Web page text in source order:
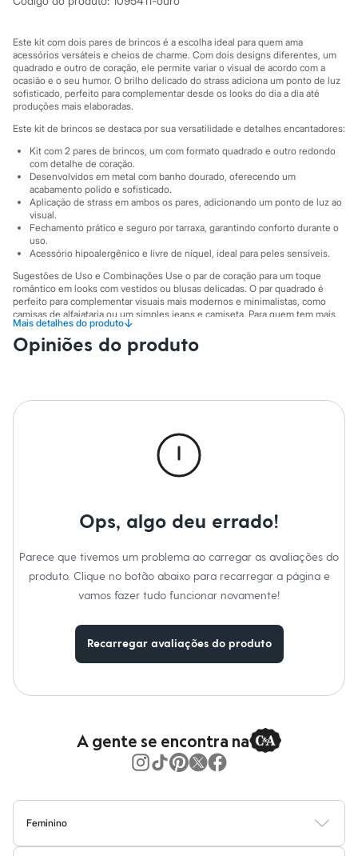
Sandálias
Sapatilhas
Tênis
Marcas
City
Clock House
Mindset
Sawary
Yessica
Moda esportiva
Acessórios
Blusas
Calçados
Leggings
Shorts e Bermudas
Tops
Moda íntima
Calcinhas
Cintas e Modeladores
Meias
Pijamas
Sutiãs e Tops
Moda praia
Saídas de praia
Personagens
Shorts e Saias
Em alta
Dia dos Pais
Camisetas e Regatas
Casacos e Jaquetas
Bolsas e Mochilas
Óculos
Relógios
Botas
Este kit com dois pares de brincos é a escolha ideal para quem ama
acessórios versáteis e cheios de charme. Com dois designs diferentes, um
quadrado e outro de coração, ele permite variar o visual de acordo com a
ocasião e o seu humor. O brilho delicado do strass adiciona um ponto de luz
sofisticado, perfeito para complementar desde os looks do dia a dia até
produções mais elaboradas.
Este kit de brincos se destaca por sua versatilidade e detalhes encantadores:
Kit com 2 pares de brincos, um com formato quadrado e outro redondo
com detalhe de coração.
Desenvolvidos em metal com banho dourado, oferecendo um
acabamento polido e sofisticado.
Aplicação de strass em ambos os pares, adicionando um ponto de luz ao
visual.
Fechamento prático e seguro por tarraxa, garantindo conforto durante o
uso.
Acessório hipoalergênico e livre de níquel, ideal para peles sensíveis.
Sugestões de Uso e Combinações Use o par de coração para um toque
romântico em looks com vestidos ou blusas delicadas. O par quadrado é
perfeito para complementar visuais mais modernos e minimalistas, como
camisas de alfaiataria ou um simples jeans e camiseta. Para quem tem mais
de um furo na orelha, a combinação dos dois formatos cria um mix de brincos
super atual e cheio de personalidade.
Mais detalhes do produto↓
Opiniões do produto
Ops, algo deu errado!
Parece que tivemos um problema ao carregar as avaliações do
produto. Clique no botão abaixo para recarregar a página e
vamos fazer tudo funcionar novamente!
Recarregar avaliações do produto
A gente se encontra na
Feminino
BlusasCalçasVestidosSaiasCasacosModa PraiaModa Íntima